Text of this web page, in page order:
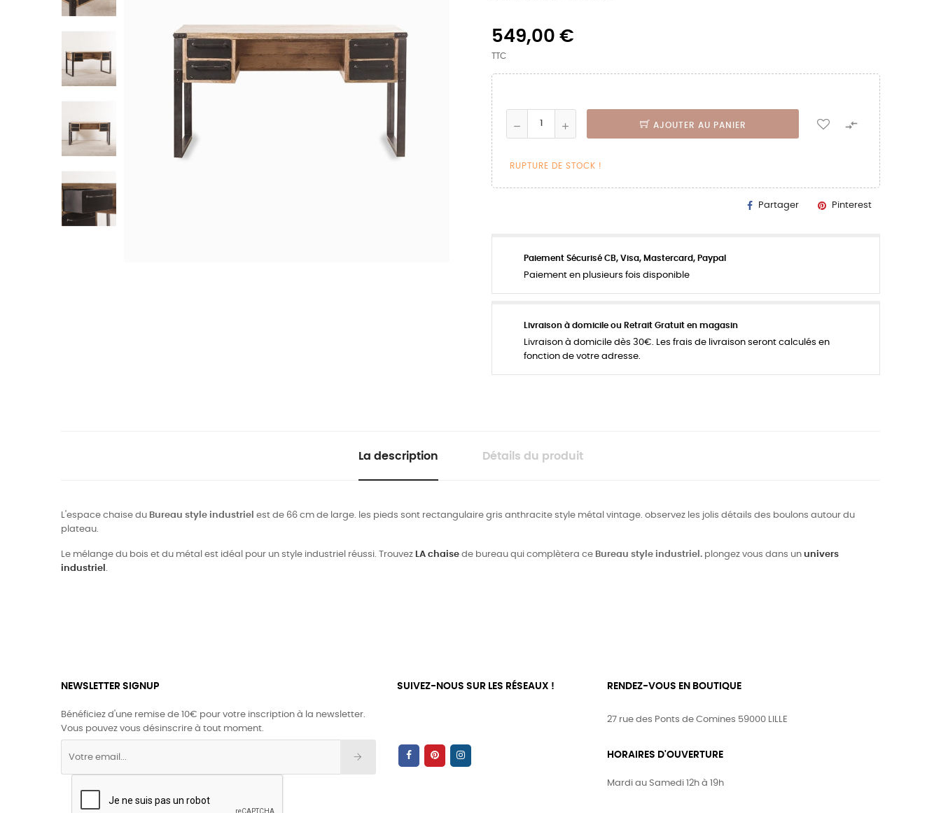
549,00 €
TTC
AJOUTER AU PANIER 
RUPTURE DE STOCK !
Partager Pinterest
Paiement Sécurisé CB, Visa, Mastercard, Paypal
Paiement en plusieurs fois disponible
Livraison à domicile ou Retrait Gratuit en magasin
Livraison à domicile dès 30€. Les frais de livraison seront calculés en
fonction de votre adresse.
La description Détails du produit
L'espace chaise du Bureau style industriel est de 66 cm de large. les pieds sont rectangulaire gris anthracite style métal vintage. observez les jolis détails des boulons autour du
plateau.
Le mélange du bois et du métal est idéal pour un style industriel réussi. Trouvez LA chaise de bureau qui complètera ce Bureau style industriel. plongez vous dans un univers
industriel .
NEWSLETTER SIGNUP
Bénéficiez d'une remise de 10€ pour votre inscription à la newsletter.
Vous pouvez vous désinscrire à tout moment.
SUIVEZ-NOUS SUR LES RÉSEAUX ! RENDEZ-VOUS EN BOUTIQUE
27 rue des Ponts de Comines 59000 LILLE
HORAIRES D'OUVERTURE
Mardi au Samedi 12h à 19h